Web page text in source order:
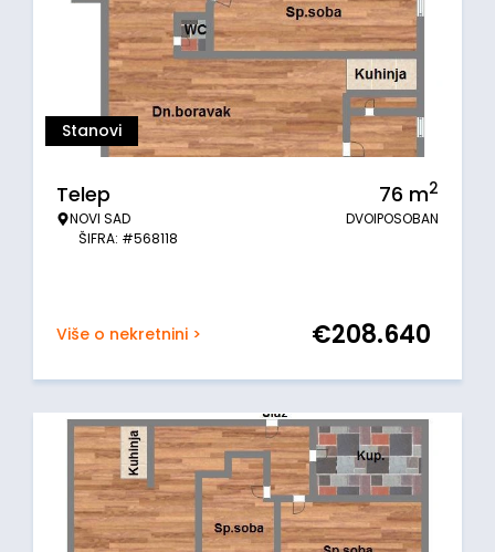
Stanovi
Telep
NOVI SAD
ŠIFRA: #568118
76 m2
DVOIPOSOBAN
Više o nekretnini > €208.640